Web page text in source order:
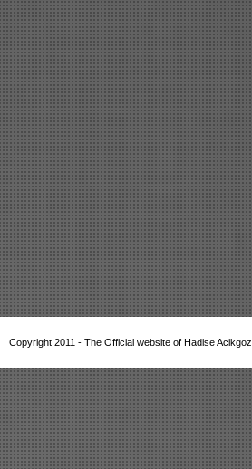
Copyright 2011 - The Official website of Hadise Acikgoz